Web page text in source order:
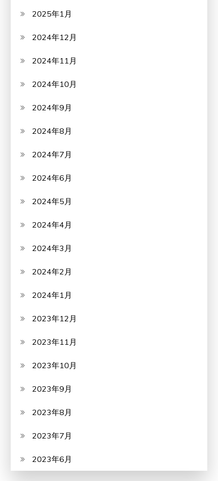
2025年1月
2024年12月
2024年11月
2024年10月
2024年9月
2024年8月
2024年7月
2024年6月
2024年5月
2024年4月
2024年3月
2024年2月
2024年1月
2023年12月
2023年11月
2023年10月
2023年9月
2023年8月
2023年7月
2023年6月